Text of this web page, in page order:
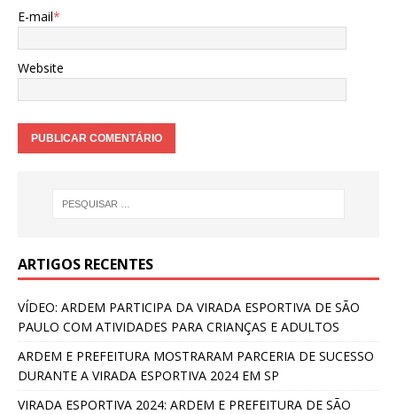
E-mail*
Website
ARTIGOS RECENTES
VÍDEO: ARDEM PARTICIPA DA VIRADA ESPORTIVA DE SÃO
PAULO COM ATIVIDADES PARA CRIANÇAS E ADULTOS
ARDEM E PREFEITURA MOSTRARAM PARCERIA DE SUCESSO
DURANTE A VIRADA ESPORTIVA 2024 EM SP
VIRADA ESPORTIVA 2024: ARDEM E PREFEITURA DE SÃO